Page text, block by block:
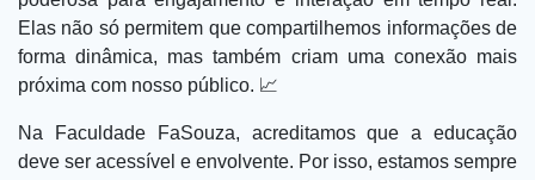
Elas não só permitem que compartilhemos informações de
forma dinâmica, mas também criam uma conexão mais
próxima com nosso público. 📈
Na Faculdade FaSouza, acreditamos que a educação
deve ser acessível e envolvente. Por isso, estamos sempre